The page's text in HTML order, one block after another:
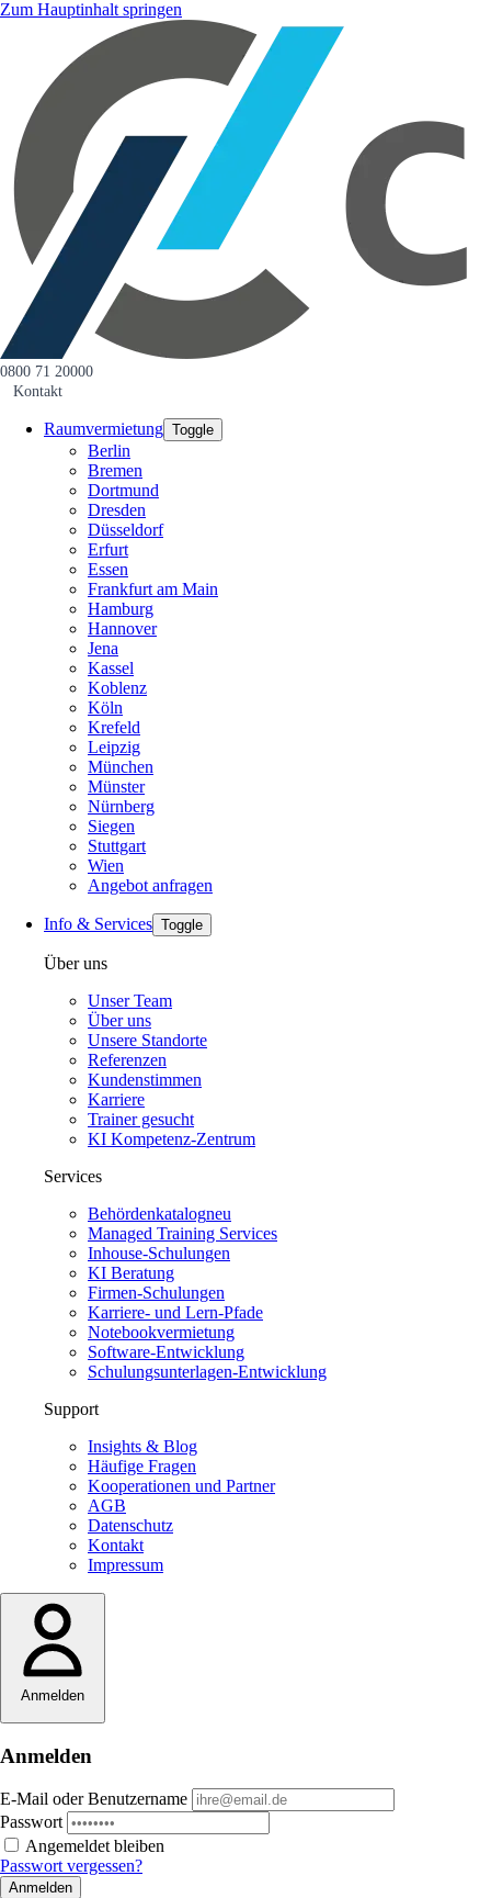
Zum Hauptinhalt springen
0800 71 20000
Kontakt
Raumvermietung Toggle
Berlin
Bremen
Dortmund
Dresden
Düsseldorf
Erfurt
Essen
Frankfurt am Main
Hamburg
Hannover
Jena
Kassel
Koblenz
Köln
Krefeld
Leipzig
München
Münster
Nürnberg
Siegen
Stuttgart
Wien
Angebot anfragen
Info & Services Toggle
Über uns
Unser Team
Über uns
Unsere Standorte
Referenzen
Kundenstimmen
Karriere
Trainer gesucht
KI Kompetenz-Zentrum
Services
Behördenkatalogneu
Managed Training Services
Inhouse-Schulungen
KI Beratung
Firmen-Schulungen
Karriere- und Lern-Pfade
Notebookvermietung
Software-Entwicklung
Schulungsunterlagen-Entwicklung
Support
Insights & Blog
Häufige Fragen
Kooperationen und Partner
AGB
Datenschutz
Kontakt
Impressum
Anmelden
Anmelden
E-Mail oder Benutzername
Passwort
Angemeldet bleiben
Passwort vergessen?
Anmelden